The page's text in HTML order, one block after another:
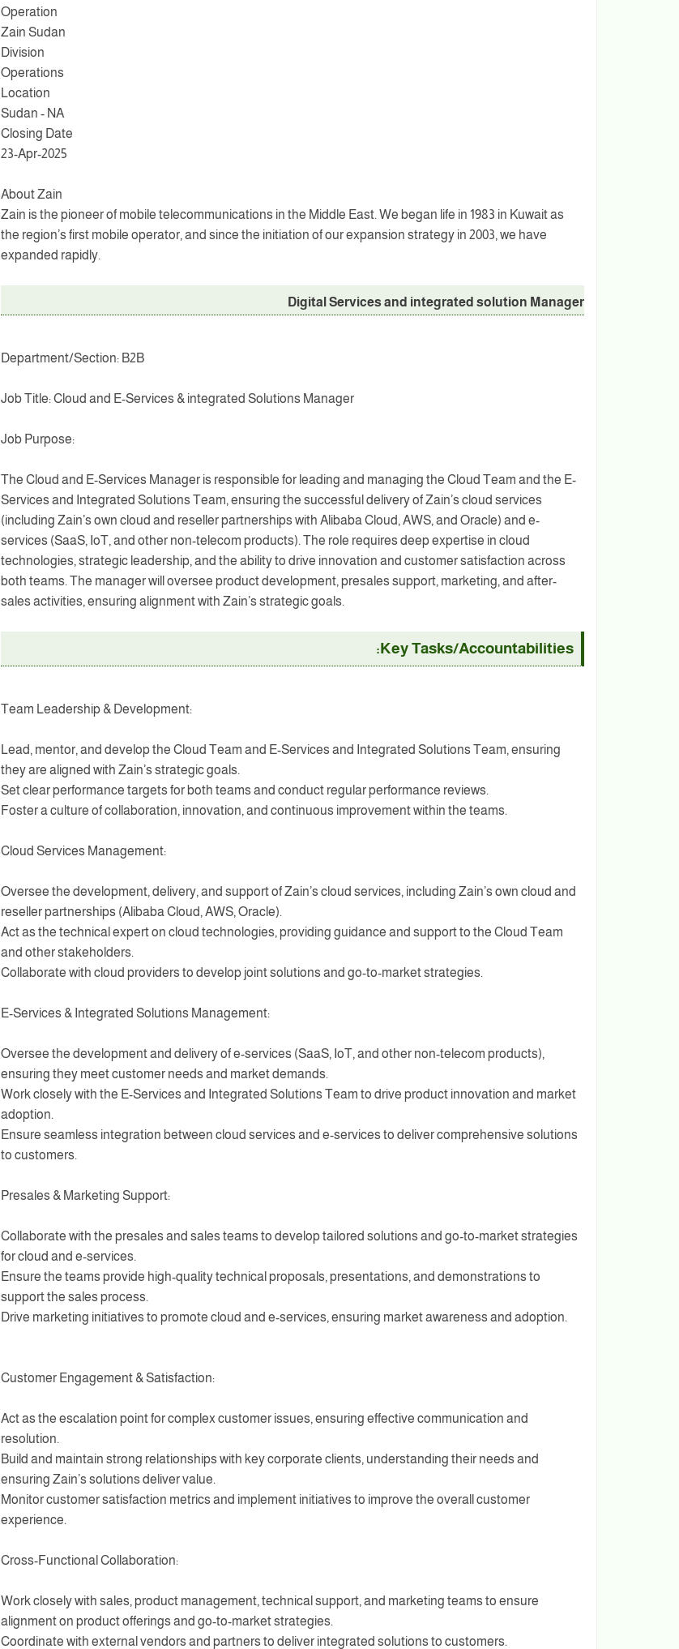
Operation
Zain Sudan
Division
Operations
Location
Sudan - NA
Closing Date
23-Apr-2025
About Zain
Zain is the pioneer of mobile telecommunications in the Middle East. We began life in 1983 in Kuwait as
the region’s first mobile operator, and since the initiation of our expansion strategy in 2003, we have
expanded rapidly.
Digital Services and integrated solution Manager
Department/Section: B2B
Job Title: Cloud and E-Services & integrated Solutions Manager
Job Purpose:
The Cloud and E-Services Manager is responsible for leading and managing the Cloud Team and the E-
Services and Integrated Solutions Team, ensuring the successful delivery of Zain’s cloud services
(including Zain’s own cloud and reseller partnerships with Alibaba Cloud, AWS, and Oracle) and e-
services (SaaS, IoT, and other non-telecom products). The role requires deep expertise in cloud
technologies, strategic leadership, and the ability to drive innovation and customer satisfaction across
both teams. The manager will oversee product development, presales support, marketing, and after-
sales activities, ensuring alignment with Zain’s strategic goals.
Key Tasks/Accountabilities:
Team Leadership & Development:
Lead, mentor, and develop the Cloud Team and E-Services and Integrated Solutions Team, ensuring
they are aligned with Zain’s strategic goals.
Set clear performance targets for both teams and conduct regular performance reviews.
Foster a culture of collaboration, innovation, and continuous improvement within the teams.
Cloud Services Management:
Oversee the development, delivery, and support of Zain’s cloud services, including Zain’s own cloud and
reseller partnerships (Alibaba Cloud, AWS, Oracle).
Act as the technical expert on cloud technologies, providing guidance and support to the Cloud Team
and other stakeholders.
Collaborate with cloud providers to develop joint solutions and go-to-market strategies.
E-Services & Integrated Solutions Management:
Oversee the development and delivery of e-services (SaaS, IoT, and other non-telecom products),
ensuring they meet customer needs and market demands.
Work closely with the E-Services and Integrated Solutions Team to drive product innovation and market
adoption.
Ensure seamless integration between cloud services and e-services to deliver comprehensive solutions
to customers.
Presales & Marketing Support:
Collaborate with the presales and sales teams to develop tailored solutions and go-to-market strategies
for cloud and e-services.
Ensure the teams provide high-quality technical proposals, presentations, and demonstrations to
support the sales process.
Drive marketing initiatives to promote cloud and e-services, ensuring market awareness and adoption.
Customer Engagement & Satisfaction:
Act as the escalation point for complex customer issues, ensuring effective communication and
resolution.
Build and maintain strong relationships with key corporate clients, understanding their needs and
ensuring Zain’s solutions deliver value.
Monitor customer satisfaction metrics and implement initiatives to improve the overall customer
experience.
Cross-Functional Collaboration:
Work closely with sales, product management, technical support, and marketing teams to ensure
alignment on product offerings and go-to-market strategies.
Coordinate with external vendors and partners to deliver integrated solutions to customers.